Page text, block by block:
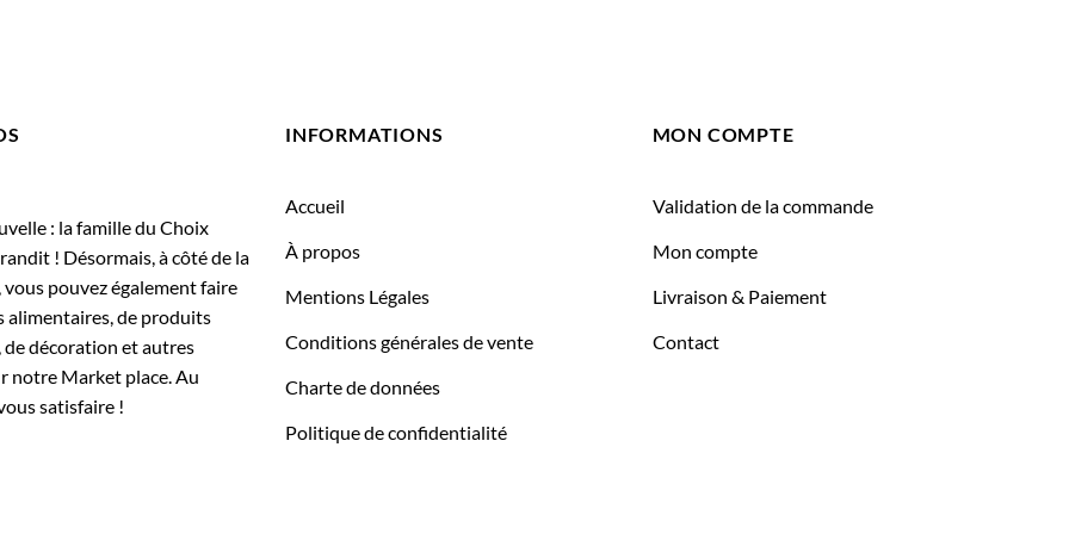
: la famille du Choix
! Désormais, à côté de la
pouvez également faire
alimentaires, de produits
de décoration et autres
notre Market place. Au
satisfaire !
INFORMATIONS
Accueil
À propos
Mentions Légales
Conditions générales de vente
Charte de données
Politique de confidentialité
MON COMPTE
Validation de la commande
Mon compte
Livraison & Paiement
Contact